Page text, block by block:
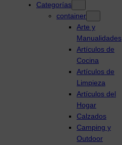
Categorías
container
Arte y
Manualidades
Artículos de
Cocina
Artículos de
Limpieza
Artículos del
Hogar
Calzados
Camping y
Outdoor